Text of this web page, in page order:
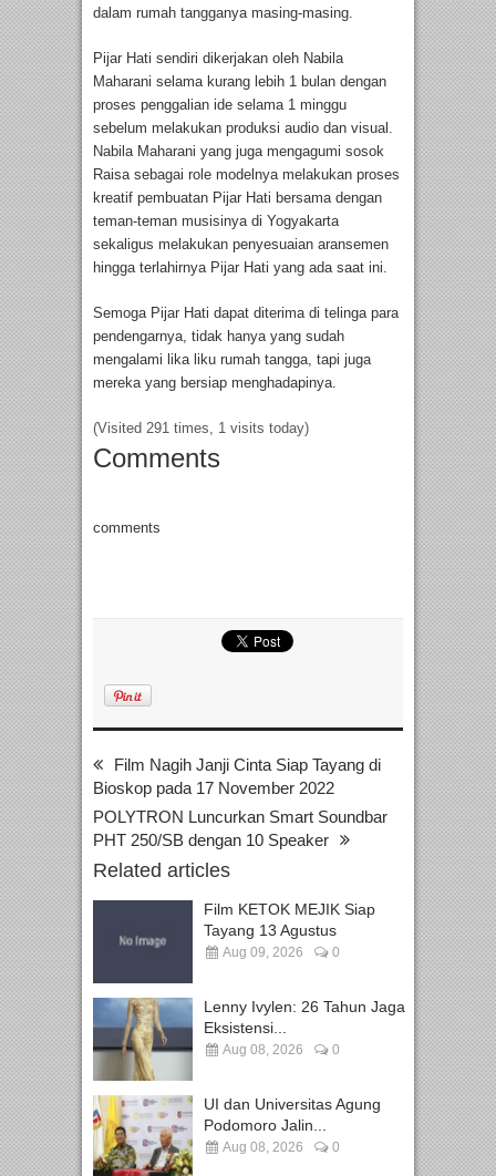
dalam rumah tangganya masing-masing.
Pijar Hati sendiri dikerjakan oleh Nabila
Maharani selama kurang lebih 1 bulan dengan
proses penggalian ide selama 1 minggu
sebelum melakukan produksi audio dan visual.
Nabila Maharani yang juga mengagumi sosok
Raisa sebagai role modelnya melakukan proses
kreatif pembuatan Pijar Hati bersama dengan
teman-teman musisinya di Yogyakarta
sekaligus melakukan penyesuaian aransemen
hingga terlahirnya Pijar Hati yang ada saat ini.
Semoga Pijar Hati dapat diterima di telinga para
pendengarnya, tidak hanya yang sudah
mengalami lika liku rumah tangga, tapi juga
mereka yang bersiap menghadapinya.
(Visited 291 times, 1 visits today)
Comments
comments
Film Nagih Janji Cinta Siap Tayang di
Bioskop pada 17 November 2022
POLYTRON Luncurkan Smart Soundbar
PHT 250/SB dengan 10 Speaker
Related articles
Film KETOK MEJIK Siap
Tayang 13 Agustus
Aug 09, 2026 0
Lenny Ivylen: 26 Tahun Jaga
Eksistensi...
Aug 08, 2026 0
UI dan Universitas Agung
Podomoro Jalin...
Aug 08, 2026 0